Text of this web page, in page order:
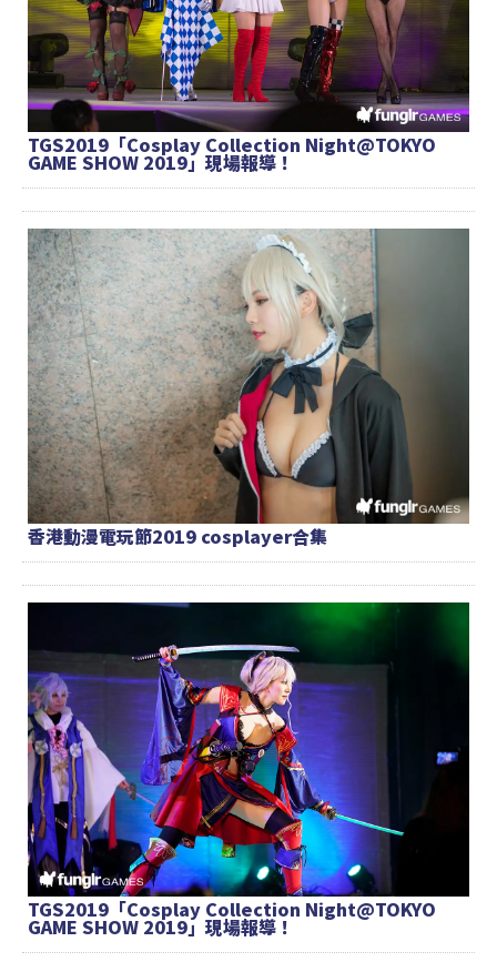
TGS2019「Cosplay Collection Night@TOKYO
GAME SHOW 2019」現場報導！
香港動漫電玩節2019 cosplayer合集
TGS2019「Cosplay Collection Night@TOKYO
GAME SHOW 2019」現場報導！